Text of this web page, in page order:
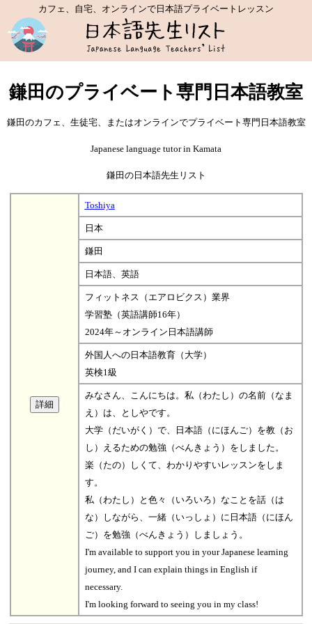
カフェ、自宅、オンラインで日本語プライベートレッスン
鎌田のプライベート専門日本語教室
鎌田のカフェ、生徒宅、またはオンラインでプライベート専門日本語教室
Japanese language tutor in Kamata
鎌田の日本語先生リスト
Toshiya
日本
鎌田
日本語、英語
フィットネス（エアロビクス）業界
学習塾（英語講師16年）
2024年～オンライン日本語講師
外国人への日本語教育（大学）
英検1級
みなさん、こんにちは。私（わたし）の名前（なま
え）は、としやです。
大学（だいがく）で、日本語（にほんご）を教（お
し）えるための勉強（べんきょう）をしました。
楽（たの）しくて、わかりやすいレッスンをしま
す。
私（わたし）と色々（いろいろ）なことを話（は
な）しながら、一緒（いっしょ）に日本語（にほん
ご）を勉強（べんきょう）しましょう。
I'm available to support you in your Japanese learning
journey, and I can explain things in English if
necessary.
I'm looking forward to seeing you in my class!